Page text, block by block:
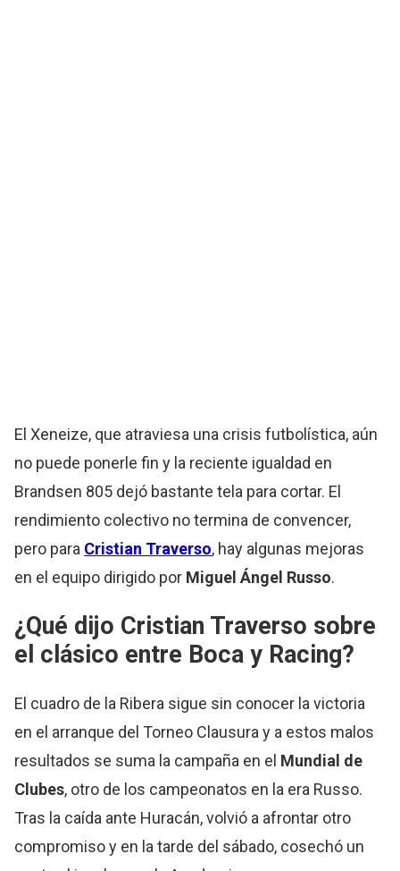
El Xeneize, que atraviesa una crisis futbolística, aún
no puede ponerle fin y la reciente igualdad en
Brandsen 805 dejó bastante tela para cortar. El
rendimiento colectivo no termina de convencer,
pero para Cristian Traverso, hay algunas mejoras
en el equipo dirigido por Miguel Ángel Russo.
¿Qué dijo Cristian Traverso sobre
el clásico entre Boca y Racing?
El cuadro de la Ribera sigue sin conocer la victoria
en el arranque del Torneo Clausura y a estos malos
resultados se suma la campaña en el Mundial de
Clubes, otro de los campeonatos en la era Russo.
Tras la caída ante Huracán, volvió a afrontar otro
compromiso y en la tarde del sábado, cosechó un